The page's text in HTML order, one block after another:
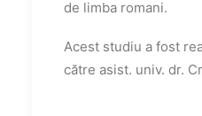
de limba romani.
Acest studiu a fost
către asist. univ. dr.